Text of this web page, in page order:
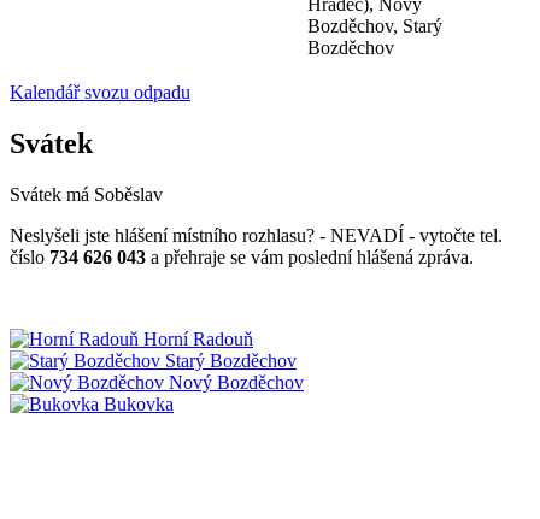
Hradec), Nový
Bozděchov, Starý
Bozděchov
Kalendář svozu odpadu
Svátek
Svátek má Soběslav
Neslyšeli jste hlášení místního rozhlasu? - NEVADÍ - vytočte tel.
číslo 734 626 043 a přehraje se vám poslední hlášená zpráva.
Horní Radouň
Starý Bozděchov
Nový Bozděchov
Bukovka